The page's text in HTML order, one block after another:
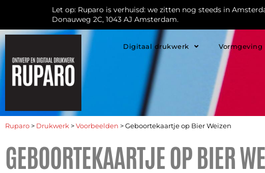
Let op: Ruparo is verhuisd: we zitten nog steeds in
Donauweg 2C, 1043 AJ Amsterdam.
Digitaal drukwerk Vormgeving
Ruparo > Drukwerk > Voorbeelden > Geboortekaartje op Bier Weizen
GEBOORTEKAARTJE OP BIER